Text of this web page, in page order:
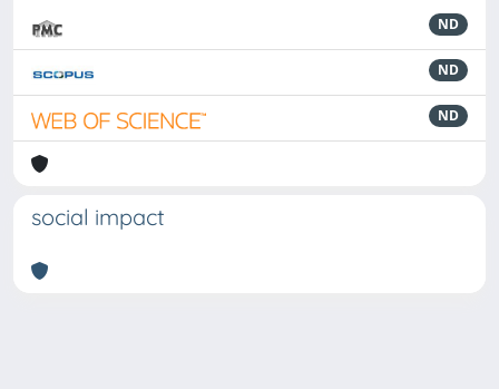
ND
ND
ND
social impact